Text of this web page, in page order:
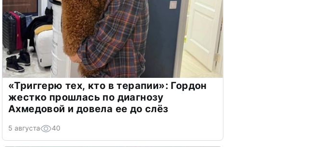
«Триггерю тех, кто в терапии»: Гордон
жестко прошлась по диагнозу
Ахмедовой и довела ее до слёз
5 августа 40